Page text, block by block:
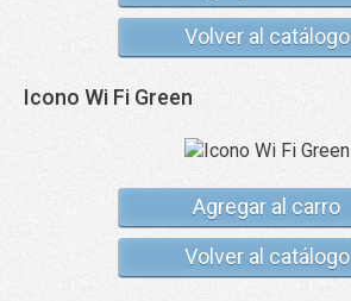
Volver al catálogo
Icono Wi Fi Green
Agregar al carro
Volver al catálogo